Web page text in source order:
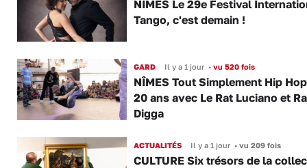
NÎMES Le 29e Festival
Tango, c'est demain !
GARD Il y a 1 jour •vu 520 fois
NÎMES Tout Simplement Hip
20 ans avec Le Rat Luciano et
Digga
ACTUALITÉS Il y a 1 jour •vu 209 fois
CULTURE Six trésors de la